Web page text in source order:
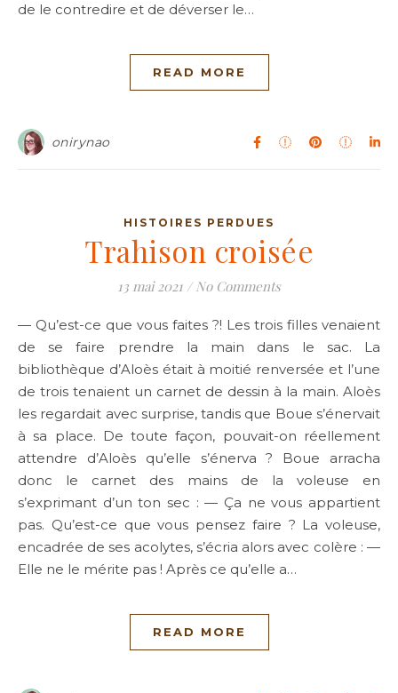
de le contredire et de déverser le…
READ MORE
onirynao
HISTOIRES PERDUES
Trahison croisée
13 mai 2021 / No Comments
— Qu’est-ce que vous faites ?! Les trois filles venaient
de se faire prendre la main dans le sac. La
bibliothèque d’Aloès était à moitié renversée et l’une
de trois tenaient un carnet de dessin à la main. Aloès
les regardait avec surprise, tandis que Boue s’énervait
à sa place. De toute façon, pouvait-on réellement
attendre d’Aloès qu’elle s’énerva ? Boue arracha
donc le carnet des mains de la voleuse en
s’exprimant d’un ton sec : — Ça ne vous appartient
pas. Qu’est-ce que vous pensez faire ? La voleuse,
encadrée de ses acolytes, s’écria alors avec colère : —
Elle ne le mérite pas ! Après ce qu’elle a…
READ MORE